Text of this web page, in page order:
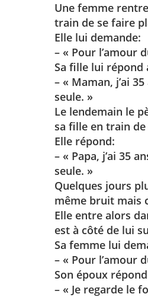
Une femme
train de se faire
Elle lui demande:
– « Pour l’amour
Sa fille lui répond
– « Maman, j’ai
seule. »
Le lendemain le
sa fille en train
Elle répond:
– « Papa, j’ai 35
seule. »
Quelques jours
même bruit mais
Elle entre alors
est à côté de lui
Sa femme lui
– « Pour l’amour
Son époux
– « Je regarde le